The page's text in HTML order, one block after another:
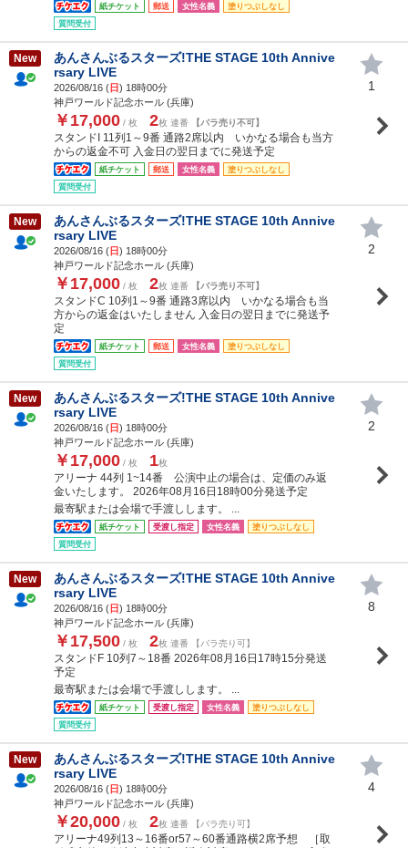
紙チケット 郵送 女性名義
塗りつぶしなし
質問受付
New
あんさんぶるスターズ!THE STAGE 10th Annive
rsary LIVE
2026/08/16 (日) 18時00分
神戸ワールド記念ホール (兵庫)
￥17,000 / 枚 2枚 連番 【バラ売り不可】
スタンドI 11列1～9番 通路2席以内 いかなる場合も当方
からの返金不可 入金日の翌日までに発送予定
紙チケット 郵送 女性名義
塗りつぶしなし
質問受付
1
New
あんさんぶるスターズ!THE STAGE 10th Annive
rsary LIVE
2026/08/16 (日) 18時00分
神戸ワールド記念ホール (兵庫)
￥17,000 / 枚 2枚 連番 【バラ売り不可】
スタンドC 10列1～9番 通路3席以内 いかなる場合も当
方からの返金はいたしません 入金日の翌日までに発送予
定
紙チケット 郵送 女性名義
塗りつぶしなし
質問受付
2
New
あんさんぶるスターズ!THE STAGE 10th Annive
rsary LIVE
2026/08/16 (日) 18時00分
神戸ワールド記念ホール (兵庫)
￥17,000 / 枚 1枚
アリーナ 44列 1~14番 公演中止の場合は、定価のみ返
金いたします。 2026年08月16日18時00分発送予定
最寄駅または会場で手渡しします。 ...
紙チケット 受渡し指定 女性名義
塗りつぶしなし
質問受付
2
New
あんさんぶるスターズ!THE STAGE 10th Annive
rsary LIVE
2026/08/16 (日) 18時00分
神戸ワールド記念ホール (兵庫)
￥17,500 / 枚 2枚 連番 【バラ売り可】
スタンドF 10列7～18番 2026年08月16日17時15分発送
予定
最寄駅または会場で手渡しします。 ...
紙チケット 受渡し指定 女性名義
塗りつぶしなし
質問受付
8
New
あんさんぶるスターズ!THE STAGE 10th Annive
rsary LIVE
2026/08/16 (日) 18時00分
神戸ワールド記念ホール (兵庫)
￥20,000 / 枚 2枚 連番 【バラ売り可】
アリーナ49列13～16番or57～60番通路横2席予想 ［取
4